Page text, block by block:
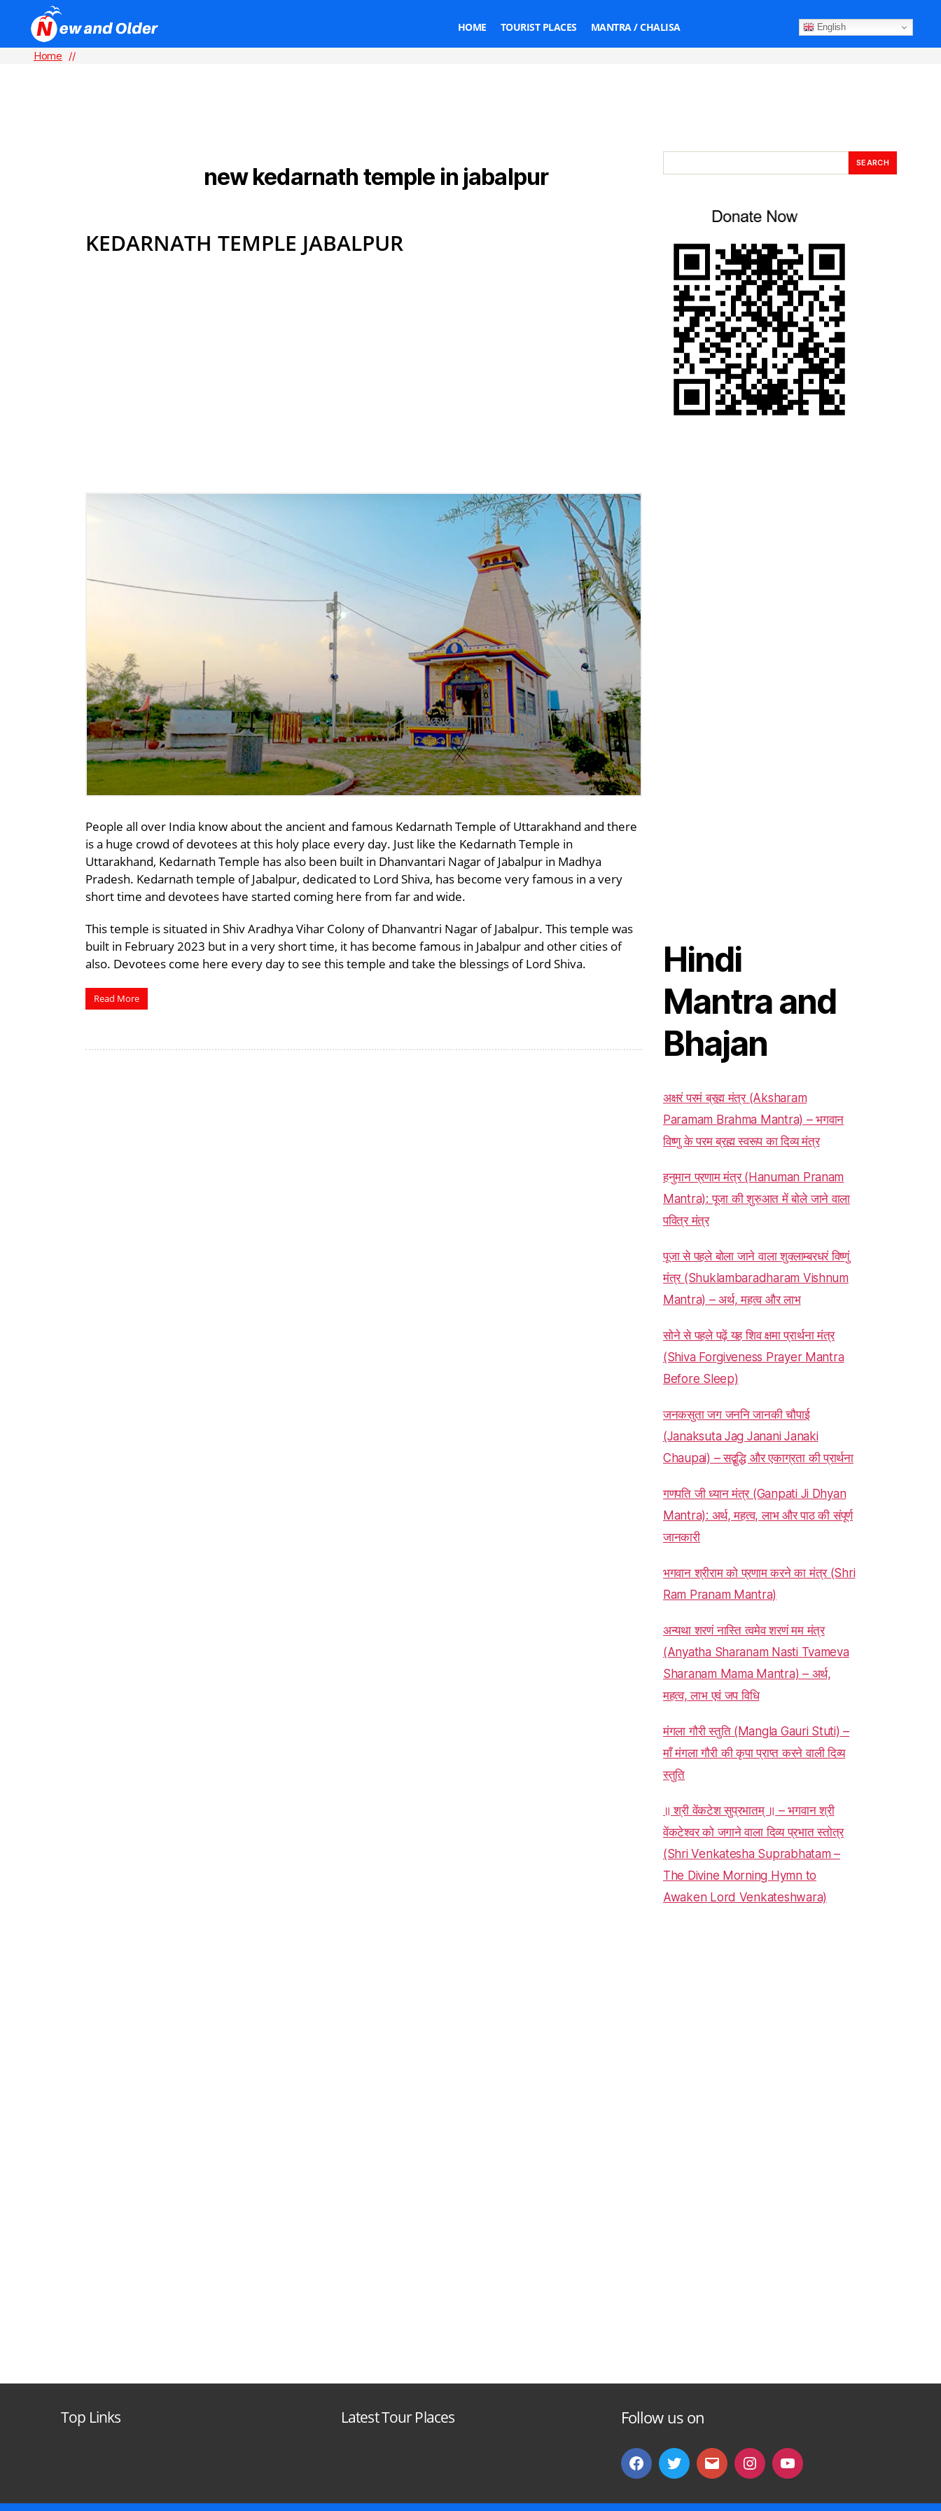
HOME TOURIST PLACES MANTRA / CHALISA English
Home //
new kedarnath temple in jabalpur
KEDARNATH TEMPLE JABALPUR
People all over India know about the ancient and famous Kedarnath Temple of Uttarakhand and there
is a huge crowd of devotees at this holy place every day. Just like the Kedarnath Temple in
Uttarakhand, Kedarnath Temple has also been built in Dhanvantari Nagar of Jabalpur in Madhya
Pradesh. Kedarnath temple of Jabalpur, dedicated to Lord Shiva, has become very famous in a very
short time and devotees have started coming here from far and wide.
This temple is situated in Shiv Aradhya Vihar Colony of Dhanvantri Nagar of Jabalpur. This temple was
built in February 2023 but in a very short time, it has become famous in Jabalpur and other cities of
also. Devotees come here every day to see this temple and take the blessings of Lord Shiva.
Read More
SEARCH
Hindi
Mantra and
Bhajan
अक्षरं परमं ब्रह्म मंत्र (Aksharam
Paramam Brahma Mantra) – भगवान
विष्णु के परम ब्रह्म स्वरूप का दिव्य मंत्र
हनुमान प्रणाम मंत्र (Hanuman Pranam
Mantra): पूजा की शुरुआत में बोले जाने वाला
पवित्र मंत्र
पूजा से पहले बोला जाने वाला शुक्लाम्बरधरं विष्णुं
मंत्र (Shuklambaradharam Vishnum
Mantra) – अर्थ, महत्व और लाभ
सोने से पहले पढ़ें यह शिव क्षमा प्रार्थना मंत्र
(Shiva Forgiveness Prayer Mantra
Before Sleep)
जनकसुता जग जननि जानकी चौपाई
(Janaksuta Jag Janani Janaki
Chaupai) – सद्बुद्धि और एकाग्रता की प्रार्थना
गणपति जी ध्यान मंत्र (Ganpati Ji Dhyan
Mantra): अर्थ, महत्व, लाभ और पाठ की संपूर्ण
जानकारी
भगवान श्रीराम को प्रणाम करने का मंत्र (Shri
Ram Pranam Mantra)
अन्यथा शरणं नास्ति त्वमेव शरणं मम मंत्र
(Anyatha Sharanam Nasti Tvameva
Sharanam Mama Mantra) – अर्थ,
महत्व, लाभ एवं जप विधि
मंगला गौरी स्तुति (Mangla Gauri Stuti) –
माँ मंगला गौरी की कृपा प्राप्त करने वाली दिव्य
स्तुति
॥ श्री वेंकटेश सुप्रभातम् ॥ – भगवान श्री
वेंकटेश्वर को जगाने वाला दिव्य प्रभात स्तोत्र
(Shri Venkatesha Suprabhatam –
The Divine Morning Hymn to
Awaken Lord Venkateshwara)
Top Links Latest Tour Places Follow us on
FacebookTwitterEmail instagram
You